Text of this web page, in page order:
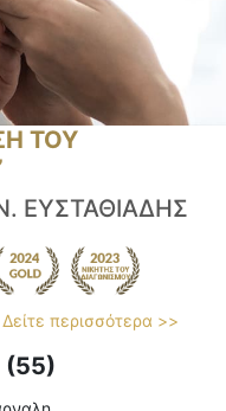
ΤΟΥ
ΕΥΣΤΑΘΙΑΔΗΣ
Δείτε περισσότερα >>
(55)